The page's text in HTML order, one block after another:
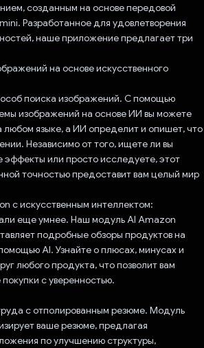
созданным на основе передовой
Разработанное для удовлетворения
наше приложение предлагает три
на основе искусственного
поиска изображений. С помощью
изображений на основе ИИ вы можете
любом языке, а ИИ определит и опишет, что
Независимо от того, ищете ли вы
эффекты или просто исследуете, этот
точностью предоставит вам целый мир
с искусственным интеллектом:
еще умнее. Наш модуль AI Amazon
подробные обзоры продуктов на
AI. Узнайте о плюсах, минусах и
любого продукта, что позволит вам
с уверенностью.
с отполированным резюме. Модуль
ваше резюме, предлагая
по улучшению структуры,